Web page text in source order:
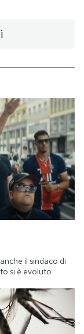
il sindaco di
si è evoluto